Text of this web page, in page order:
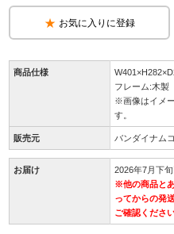
お気に入りに登録
商品仕様
フレーム:木製
※画像はイメ
す。
販売元 バンダイナム
お届け
2026年7月下
※他の商品と
ってからの発
ご確認ください